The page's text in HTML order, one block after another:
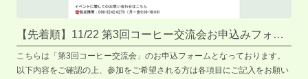
【先着順】11/22 第3回コーヒー交流会お申込みフォー
ム
こちらは「第3回コーヒー交流会」のお申込フォームとなっております。
以下内容をご確認の上、参加をご希望される方は各項目にご記入をお願い